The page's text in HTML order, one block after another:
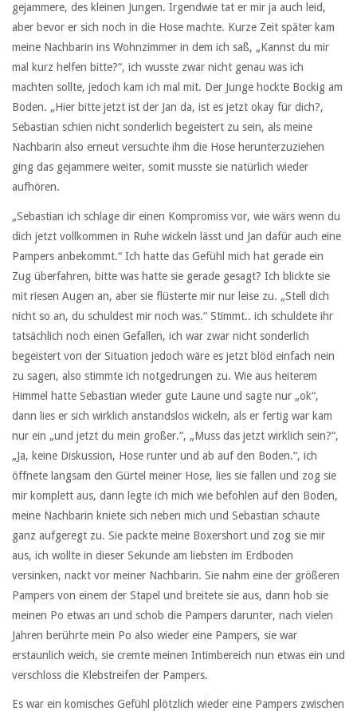
gejammere, des kleinen Jungen. Irgendwie tat er mir ja auch leid,
aber bevor er sich noch in die Hose machte. Kurze Zeit später kam
meine Nachbarin ins Wohnzimmer in dem ich saß, „Kannst du mir
mal kurz helfen bitte?“, ich wusste zwar nicht genau was ich
machten sollte, jedoch kam ich mal mit. Der Junge hockte Bockig am
Boden. „Hier bitte jetzt ist der Jan da, ist es jetzt okay für dich?,
Sebastian schien nicht sonderlich begeistert zu sein, als meine
Nachbarin also erneut versuchte ihm die Hose herunterzuziehen
ging das gejammere weiter, somit musste sie natürlich wieder
aufhören.
„Sebastian ich schlage dir einen Kompromiss vor, wie wärs wenn du
dich jetzt vollkommen in Ruhe wickeln lässt und Jan dafür auch eine
Pampers anbekommt.“ Ich hatte das Gefühl mich hat gerade ein
Zug überfahren, bitte was hatte sie gerade gesagt? Ich blickte sie
mit riesen Augen an, aber sie flüsterte mir nur leise zu. „Stell dich
nicht so an, du schuldest mir noch was.“ Stimmt.. ich schuldete ihr
tatsächlich noch einen Gefallen, ich war zwar nicht sonderlich
begeistert von der Situation jedoch wäre es jetzt blöd einfach nein
zu sagen, also stimmte ich notgedrungen zu. Wie aus heiterem
Himmel hatte Sebastian wieder gute Laune und sagte nur „ok“,
dann lies er sich wirklich anstandslos wickeln, als er fertig war kam
nur ein „und jetzt du mein großer.“, „Muss das jetzt wirklich sein?“,
„Ja, keine Diskussion, Hose runter und ab auf den Boden.“, ich
öffnete langsam den Gürtel meiner Hose, lies sie fallen und zog sie
mir komplett aus, dann legte ich mich wie befohlen auf den Boden,
meine Nachbarin kniete sich neben mich und Sebastian schaute
ganz aufgeregt zu. Sie packte meine Boxershort und zog sie mir
aus, ich wollte in dieser Sekunde am liebsten im Erdboden
versinken, nackt vor meiner Nachbarin. Sie nahm eine der größeren
Pampers von einem der Stapel und breitete sie aus, dann hob sie
meinen Po etwas an und schob die Pampers darunter, nach vielen
Jahren berührte mein Po also wieder eine Pampers, sie war
erstaunlich weich, sie cremte meinen Intimbereich nun etwas ein und
verschloss die Klebstreifen der Pampers.
Es war ein komisches Gefühl plötzlich wieder eine Pampers zwischen